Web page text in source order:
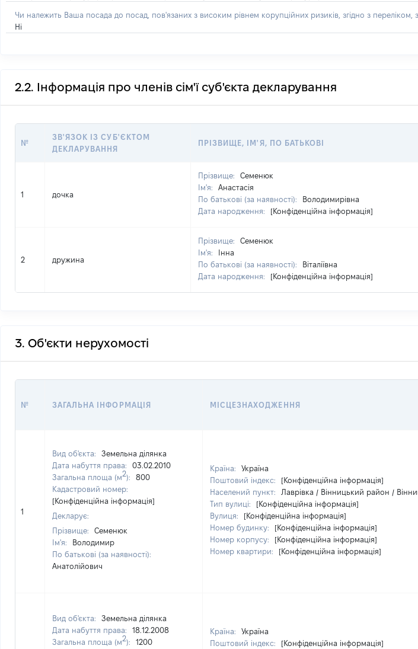
Чи належить Ваша посада до посад, пов'язаних з високим рівнем корупційних ризиків, згідно з
Ні
2.2. Інформація про членів сім'ї суб'єкта декларування
№
ЗВ'ЯЗОК ІЗ СУБ'ЄКТОМ
ДЕКЛАРУВАННЯ
ПРІЗВИЩЕ, ІМ'Я, ПО БАТЬКОВІ
1 дочка
Прізвище:
Семенюк
Ім'я:
Анастасія
По батькові (за наявності):
Володимирівна
Дата народження:
[Конфіденційна інформація]
2 дружина
Прізвище:
Семенюк
Ім'я:
Інна
По батькові (за наявності):
Віталіївна
Дата народження:
[Конфіденційна інформація]
3. Об'єкти нерухомості
№ ЗАГАЛЬНА ІНФОРМАЦІЯ МІСЦЕЗНАХОДЖЕННЯ
1
Вид об'єкта:
Земельна ділянка
Дата набуття права:
03.02.2010
Загальна площа (м2):
800
Кадастровий номер:
[Конфіденційна інформація]
Декларує:
Прізвище:
Семенюк
Ім'я:
Володимир
По батькові (за наявності):
Анатолійович
Країна:
Україна
Поштовий індекс:
[Конфіденційна інформація]
Населений пункт:
Лаврівка / Вінницький район /
Тип вулиці:
[Конфіденційна інформація]
Вулиця:
[Конфіденційна інформація]
Номер будинку:
[Конфіденційна інформація]
Номер корпусу:
[Конфіденційна інформація]
Номер квартири:
[Конфіденційна інформація]
Вид об'єкта:
Земельна ділянка
Дата набуття права:
18.12.2008
Загальна площа (м2):
1200
Країна:
Україна
Поштовий індекс:
[Конфіденційна інформація]